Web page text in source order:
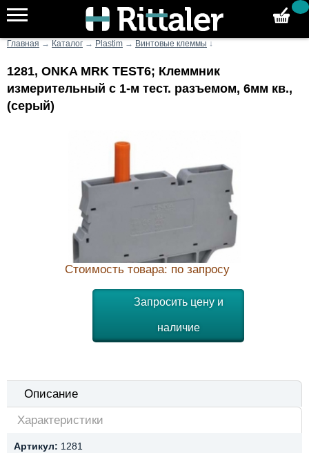
Главная → Каталог → Plastim → Винтовые клеммы ↓
1281, ONKA MRK TEST6; Клеммник
измерительный с 1-м тест. разъемом, 6мм кв.,
(серый)
Стоимость товара: по запросу
Запросить цену и
наличие
Описание
Характеристики
Артикул: 1281